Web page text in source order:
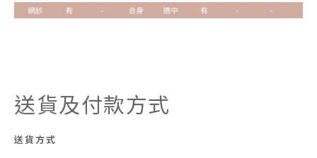
送貨及付款方式
送貨方式